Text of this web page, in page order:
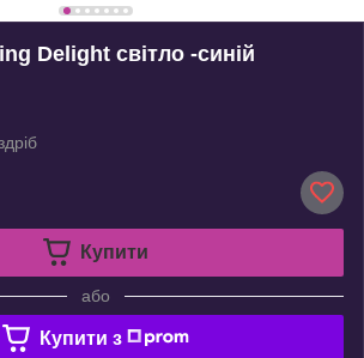
Delight світло -синій
Купити
або
Купити з